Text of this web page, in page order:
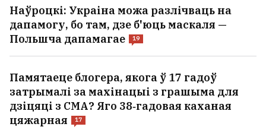
Наўроцкі: Украіна можа разлічваць на
дапамогу, бо там, дзе б'юць маскаля —
Польшча дапамагае
19
Памятаеце блогера, якога ў 17 гадоў
затрымалі за махінацыі з грашыма для
дзіцяці з СМА? Яго 38‑гадовая каханая
цяжарная
17